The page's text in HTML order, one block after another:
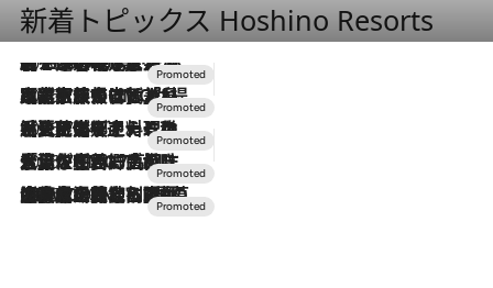
新着トピックス Hoshino Resorts
2026.8.7
【トンボの足水浴】ヒノキの香りに包まれて涼感マックス！約13℃の湧水かけ流しを避暑地「星野温泉 トンボの湯」で体験
2026.7.31
【ホテル帰省】という選択肢をOMOが提案。家族とほどよい距離を保つには「昼は実家、夜は気兼ねなくホテルで！」
2026.7.24
【夏限定ディナーコース】旬を迎える稚鮎や花ズッキーニなどをイタリア・トスカーナの郷土料理の手法で満喫！
2026.7.17
「土佐和ハーブかき氷」がOMO7高知に登場！生姜、山椒、大葉など目にも舌にも涼を呼ぶ郷土の味
2026.7.10
NEW OPEN！【界 草津】名湯の地に誕生。趣の異なる2種の温泉と上州ならではの会席・蕎麦割烹など美食を味わう究極の癒やし旅